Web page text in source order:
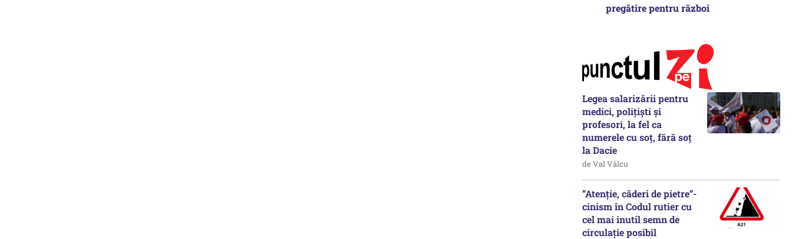
pregătire pentru război
Legea salarizării pentru
medici, polițiști și
profesori, la fel ca
numerele cu soț, fără soț
la Dacie
de Val Vâlcu
”Atenție, căderi de pietre”-
cinism în Codul rutier cu
cel mai inutil semn de
circulație posibil